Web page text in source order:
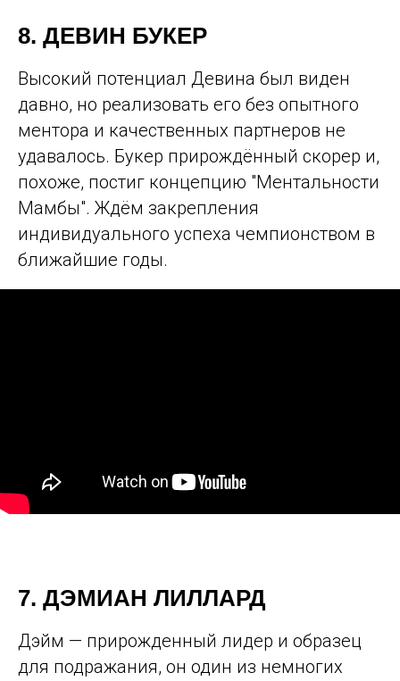
8. ДЕВИН БУКЕР
Высокий потенциал Девина был виден
давно, но реализовать его без опытного
ментора и качественных партнеров не
удавалось. Букер прирождённый скорер и,
похоже, постиг концепцию "Ментальности
Мамбы". Ждём закрепления
индивидуального успеха чемпионством в
ближайшие годы.
7. ДЭМИАН ЛИЛЛАРД
Дэйм — прирожденный лидер и образец
для подражания, он один из немногих